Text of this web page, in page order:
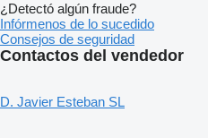
¿Detectó algún fraude?
Infórmenos de lo sucedido
Consejos de seguridad
Contactos del vendedor
D. Javier Esteban SL